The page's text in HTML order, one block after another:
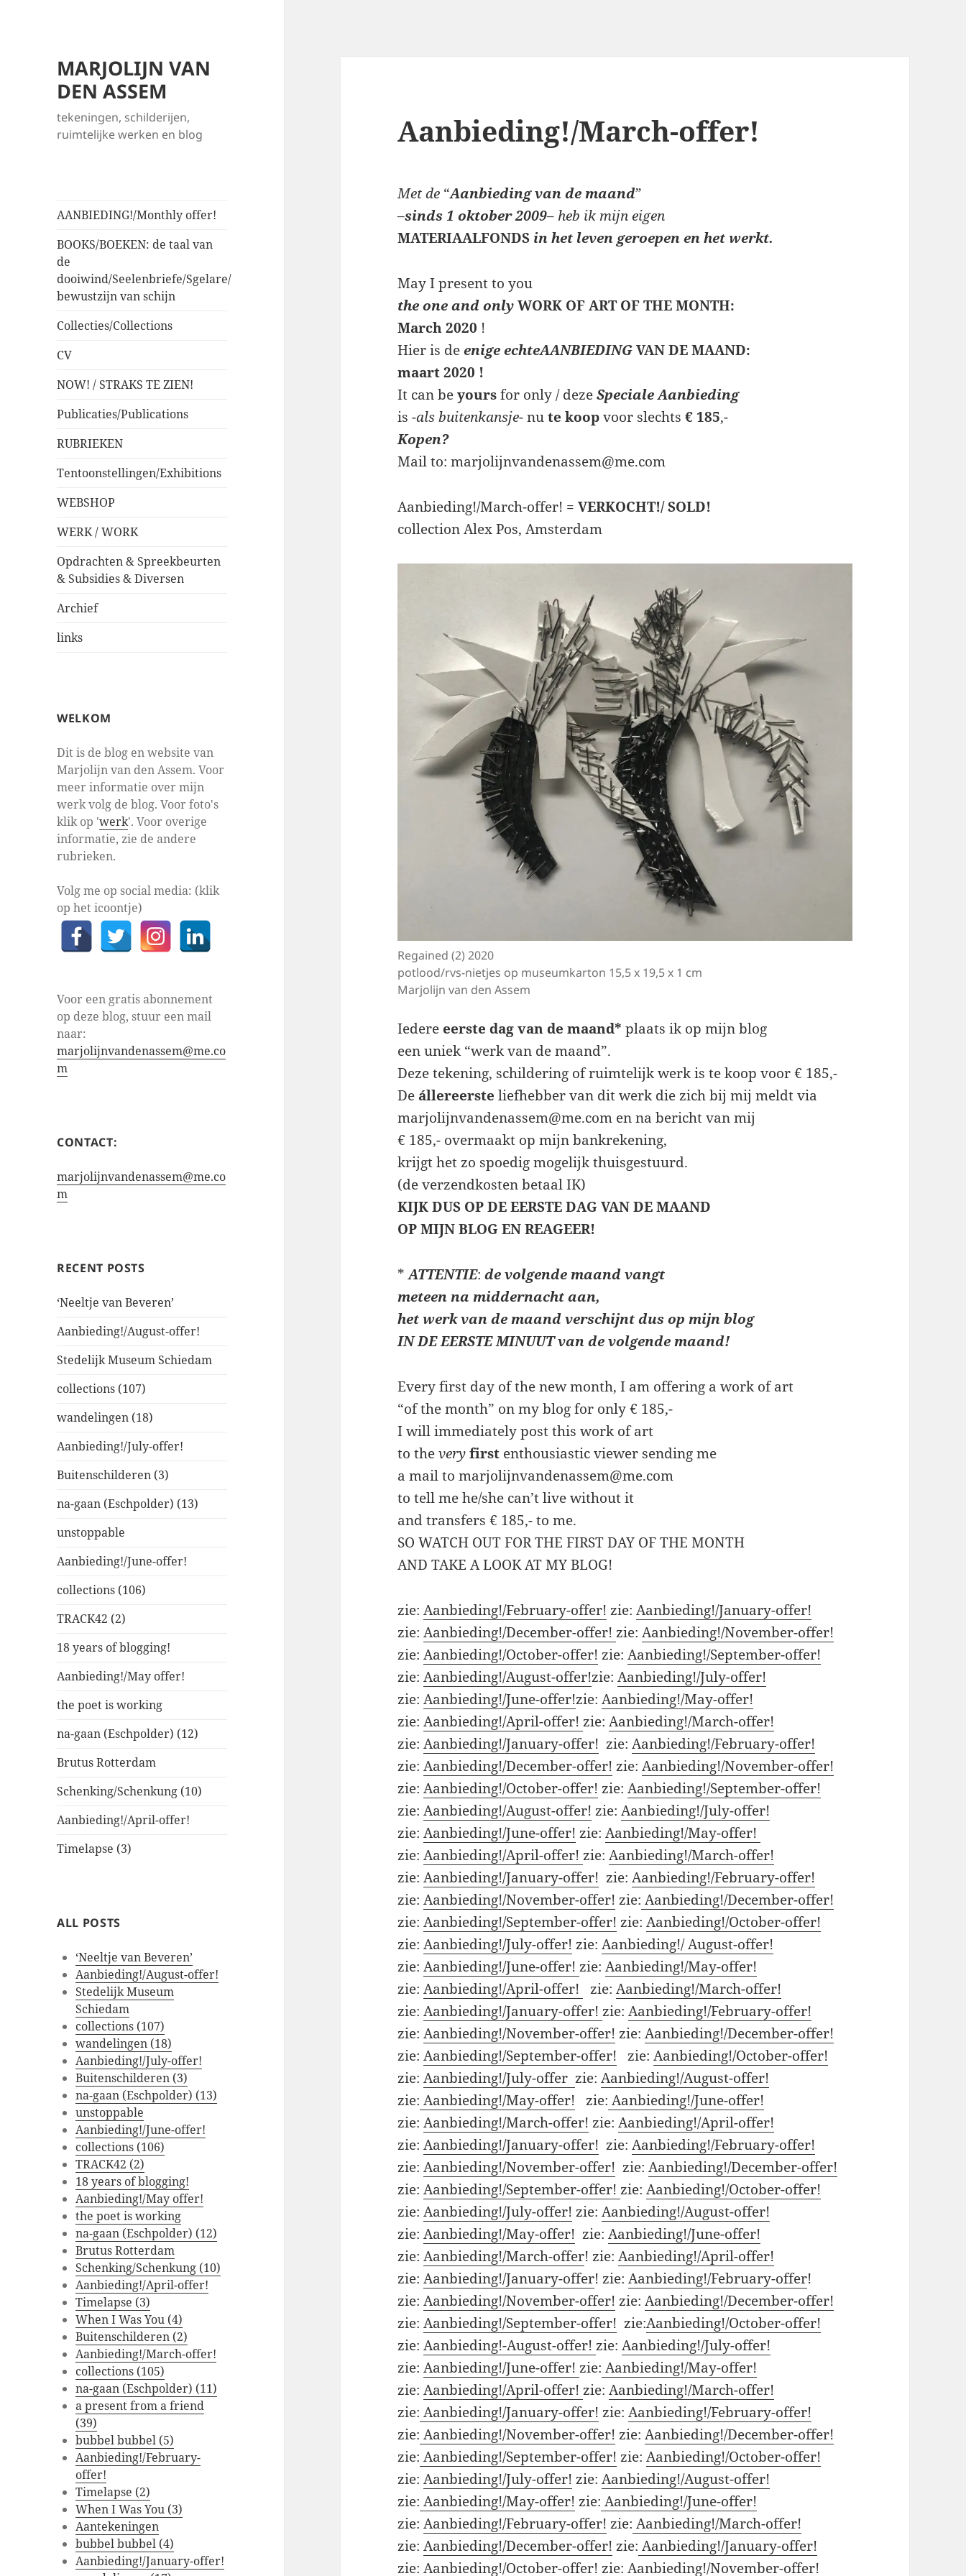
MARJOLIJN VAN
DEN ASSEM
tekeningen, schilderijen,
ruimtelijke werken en blog
AANBIEDING!/Monthly offer!
BOOKS/BOEKEN: de taal van
de
dooiwind/Seelenbriefe/Sgelare/
bewustzijn van schijn
Collecties/Collections
CV
NOW! / STRAKS TE ZIEN!
Publicaties/Publications
RUBRIEKEN
Tentoonstellingen/Exhibitions
WEBSHOP
WERK / WORK
Opdrachten & Spreekbeurten
& Subsidies & Diversen
Archief
links
WELKOM
Dit is de blog en website van
Marjolijn van den Assem. Voor
meer informatie over mijn
werk volg de blog. Voor foto's
klik op 'werk'. Voor overige
informatie, zie de andere
rubrieken.
Volg me op social media: (klik
op het icoontje)
Voor een gratis abonnement
op deze blog, stuur een mail
naar:
marjolijnvandenassem@me.co
m
CONTACT:
marjolijnvandenassem@me.co
m
RECENT POSTS
‘Neeltje van Beveren’
Aanbieding!/August-offer!
Stedelijk Museum Schiedam
collections (107)
wandelingen (18)
Aanbieding!/July-offer!
Buitenschilderen (3)
na-gaan (Eschpolder) (13)
unstoppable
Aanbieding!/June-offer!
collections (106)
TRACK42 (2)
18 years of blogging!
Aanbieding!/May offer!
the poet is working
na-gaan (Eschpolder) (12)
Brutus Rotterdam
Schenking/Schenkung (10)
Aanbieding!/April-offer!
Timelapse (3)
ALL POSTS
‘Neeltje van Beveren’
Aanbieding!/August-offer!
Stedelijk Museum
Schiedam
collections (107)
wandelingen (18)
Aanbieding!/July-offer!
Buitenschilderen (3)
na-gaan (Eschpolder) (13)
unstoppable
Aanbieding!/June-offer!
collections (106)
TRACK42 (2)
18 years of blogging!
Aanbieding!/May offer!
the poet is working
na-gaan (Eschpolder) (12)
Brutus Rotterdam
Schenking/Schenkung (10)
Aanbieding!/April-offer!
Timelapse (3)
When I Was You (4)
Buitenschilderen (2)
Aanbieding!/March-offer!
collections (105)
na-gaan (Eschpolder) (11)
a present from a friend
(39)
bubbel bubbel (5)
Aanbieding!/February-
offer!
Timelapse (2)
When I Was You (3)
Aantekeningen
bubbel bubbel (4)
Aanbieding!/January-offer!
Aanbieding!/March-offer!
Met de “Aanbieding van de maand”
–sinds 1 oktober 2009– heb ik mijn eigen
MATERIAALFONDS in het leven geroepen en het werkt.
May I present to you
the one and onlyWORK OF ART OF THE MONTH:
March 2020 !
Hier is deenige echteAANBIEDINGVAN DE MAAND:
maart 2020 !
It can beyoursfor only / dezeSpeciale Aanbieding
is-als buitenkansje-nute koopvoor slechts€ 185,-
Kopen?
Mail to: marjolijnvandenassem@me.com
Aanbieding!/March-offer! =VERKOCHT!/ SOLD!
collection Alex Pos, Amsterdam
Regained (2) 2020
potlood/rvs-nietjes op museumkarton 15,5 x 19,5 x 1 cm
Marjolijn van den Assem
Iedere eerste dag van de maand* plaats ik op mijn blog
een uniek “werk van de maand”.
Deze tekening, schildering of ruimtelijk werk is te koop voor € 185,-
De állereerste liefhebber van dit werk die zich bij mij meldt via
marjolijnvandenassem@me.com en na bericht van mij
€ 185,- overmaakt op mijn bankrekening,
krijgt het zo spoedig mogelijk thuisgestuurd.
(de verzendkosten betaal IK)
KIJK DUS OP DE EERSTE DAG VAN DE MAAND
OP MIJN BLOG EN REAGEER!
*ATTENTIE:de volgende maand vangt
meteen na middernacht aan,
het werk van de maand verschijnt dus op mijn blog
IN DE EERSTE MINUUT van de volgende maand!
Every first day of the new month, I am offering a work of art
“of the month” on my blog for only € 185,-
I will immediately post this work of art
to theveryfirst enthousiastic viewer sending me
a mail to marjolijnvandenassem@me.com
to tell me he/she can’t live without it
and transfers € 185,- to me.
SO WATCH OUT FOR THE FIRST DAY OF THE MONTH
AND TAKE A LOOK AT MY BLOG!
zie:Aanbieding!/February-offer! zie:Aanbieding!/January-offer!
zie:Aanbieding!/December-offer!zie:Aanbieding!/November-offer!
zie:Aanbieding!/October-offer! zie:Aanbieding!/September-offer!
zie:Aanbieding!/August-offer!zie:Aanbieding!/July-offer!
zie:Aanbieding!/June-offer!zie:Aanbieding!/May-offer!
zie:Aanbieding!/April-offer!zie:Aanbieding!/March-offer!
zie:Aanbieding!/January-offer! zie:Aanbieding!/February-offer!
zie:Aanbieding!/December-offer! zie:Aanbieding!/November-offer!
zie:Aanbieding!/October-offer! zie:Aanbieding!/September-offer!
zie:Aanbieding!/August-offer! zie:Aanbieding!/July-offer!
zie:Aanbieding!/June-offer! zie:Aanbieding!/May-offer!
zie:Aanbieding!/April-offer!zie:Aanbieding!/March-offer!
zie:Aanbieding!/January-offer! zie:Aanbieding!/February-offer!
zie:Aanbieding!/November-offer! zie: Aanbieding!/December-offer!
zie:Aanbieding!/September-offer! zie:Aanbieding!/October-offer!
zie:Aanbieding!/July-offer! zie:Aanbieding!/ August-offer!
zie:Aanbieding!/June-offer!zie:Aanbieding!/May-offer!
zie:Aanbieding!/April-offer! zie:Aanbieding!/March-offer!
zie:Aanbieding!/January-offer!zie:Aanbieding!/February-offer!
zie:Aanbieding!/November-offer! zie:Aanbieding!/December-offer!
zie:Aanbieding!/September-offer! zie:Aanbieding!/October-offer!
zie:Aanbieding!/July-offerzie:Aanbieding!/August-offer!
zie: Aanbieding!/May-offer! zie: Aanbieding!/June-offer!
zie:Aanbieding!/March-offer! zie:Aanbieding!/April-offer!
zie:Aanbieding!/January-offer! zie:Aanbieding!/February-offer!
zie:Aanbieding!/November-offer! zie:Aanbieding!/December-offer!
zie:Aanbieding!/September-offer!zie:Aanbieding!/October-offer!
zie:Aanbieding!/July-offer! zie:Aanbieding!/August-offer!
zie:Aanbieding!/May-offer! zie:Aanbieding!/June-offer!
zie:Aanbieding!/March-offer! zie:Aanbieding!/April-offer!
zie:Aanbieding!/January-offer! zie:Aanbieding!/February-offer!
zie:Aanbieding!/November-offer! zie:Aanbieding!/December-offer!
zie:Aanbieding!/September-offer! zie:Aanbieding!/October-offer!
zie:Aanbieding!-August-offer!zie:Aanbieding!/July-offer!
zie:Aanbieding!/June-offer!zie: Aanbieding!/May-offer!
zie:Aanbieding!/April-offer!zie:Aanbieding!/March-offer!
zie: Aanbieding!/January-offer! zie:Aanbieding!/February-offer!
zie: Aanbieding!/November-offer! zie:Aanbieding!/December-offer!
zie: Aanbieding!/September-offer! zie:Aanbieding!/October-offer!
zie:Aanbieding!/July-offer! zie:Aanbieding!/August-offer!
zie: Aanbieding!/May-offer! zie: Aanbieding!/June-offer!
zie:Aanbieding!/February-offer! zie: Aanbieding!/March-offer!
zie:Aanbieding!/December-offer! zie: Aanbieding!/January-offer!
zie: Aanbieding!/October-offer! zie:Aanbieding!/November-offer!